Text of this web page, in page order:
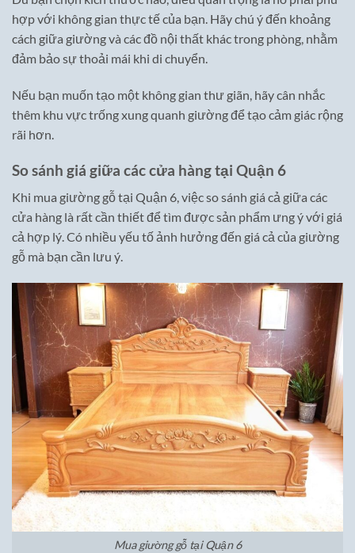
hợp với không gian thực tế của bạn. Hãy chú ý đến khoảng
cách giữa giường và các đồ nội thất khác trong phòng, nhằm
đảm bảo sự thoải mái khi di chuyển.
Nếu bạn muốn tạo một không gian thư giãn, hãy cân nhắc
thêm khu vực trống xung quanh giường để tạo cảm giác rộng
rãi hơn.
So sánh giá giữa các cửa hàng tại Quận 6
Khi mua giường gỗ tại Quận 6, việc so sánh giá cả giữa các
cửa hàng là rất cần thiết để tìm được sản phẩm ưng ý với giá
cả hợp lý. Có nhiều yếu tố ảnh hưởng đến giá cả của giường
gỗ mà bạn cần lưu ý.
Mua giường gỗ tại Quận 6